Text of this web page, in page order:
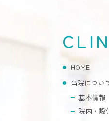
HOME
当院につい
基本情報
院内・設